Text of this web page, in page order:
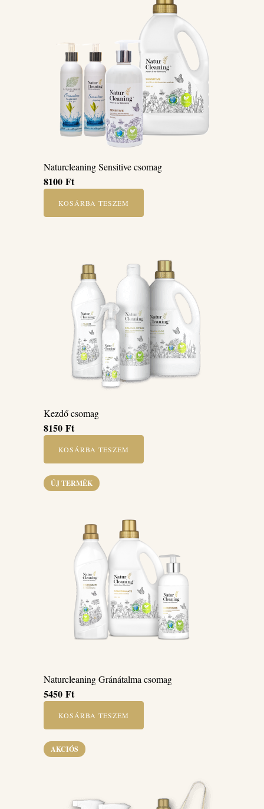
Naturcleaning Sensitive csomag
8100 Ft
KOSÁRBA TESZEM
Kezdő csomag
8150 Ft
KOSÁRBA TESZEM
ÚJ TERMÉK
Naturcleaning Gránátalma csomag
5450 Ft
KOSÁRBA TESZEM
AKCIÓS